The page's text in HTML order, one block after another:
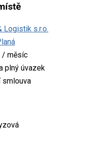
Logistik s.r.o.
/ měsíc
plný úvazek
smlouva